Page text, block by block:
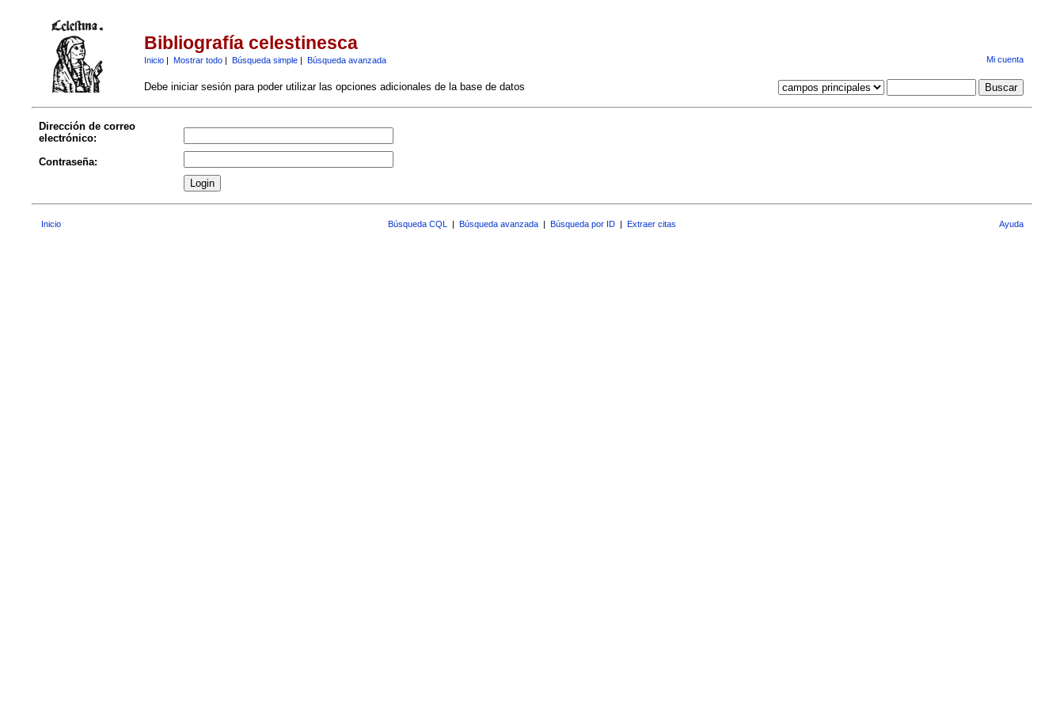
Bibliografía celestinesca
Inicio| Mostrar todo| Búsqueda simple| Búsqueda avanzada Mi cuenta
Debe iniciar sesión para poder utilizar las opciones adicionales de la base de datos
Dirección de correo
electrónico:
Contraseña:
Inicio Búsqueda CQL | Búsqueda avanzada | Búsqueda por ID | Extraer citas Ayuda